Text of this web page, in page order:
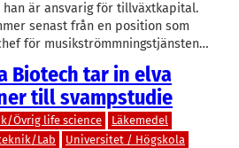
han är ansvarig för tillväxtkapital.
senast från en position som
för musikströmmningstjänsten…
Biotech tar in elva
till svampstudie
Övrig life science
Läkemedel
Lab
Universitet / Högskola